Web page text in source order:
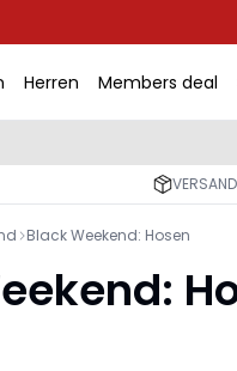
Herren Members deal
Black Weekend: Hosen